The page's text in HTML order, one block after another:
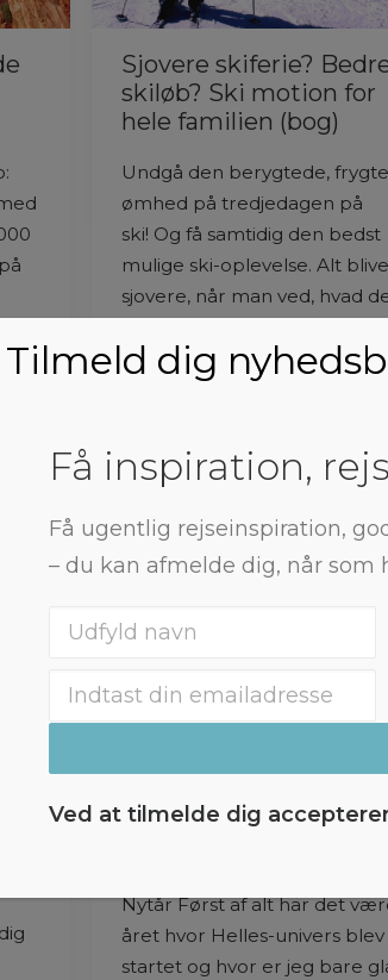
Sjovere skiferie?
skiløb? Ski motion for
hele familien (bog)
Undgå den berygtede,
ømhed på tredjedagen på
ski! Og få samtidig den bedst
mulige ski-oplevelse. Alt
sjovere, når man ved, hvad
[…]
De 6 bedste
Nytår Først af alt har det
året hvor Helles-univers blev
startet og hvor er jeg bare
Tilmeld dig
Få inspiration,
Få ugentlig rejseinspiration,
– du kan afmelde dig, når som
Ved at tilmelde dig